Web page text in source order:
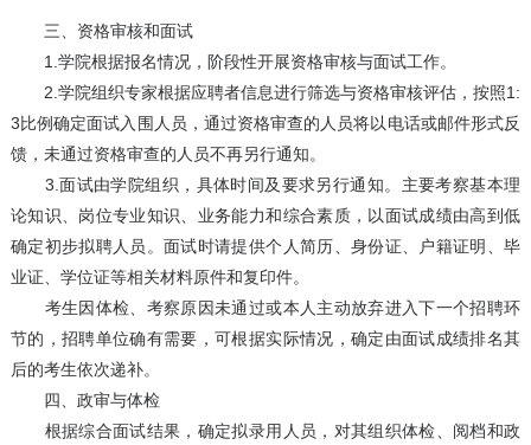
三、资格审核和面试
1.学院根据报名情况，阶段性开展资格审核与面试工作。
2.学院组织专家根据应聘者信息进行筛选与资格审核评估，按照1:
3比例确定面试入围人员，通过资格审查的人员将以电话或邮件形式反
馈，未通过资格审查的人员不再另行通知。
3.面试由学院组织，具体时间及要求另行通知。主要考察基本理
论知识、岗位专业知识、业务能力和综合素质，以面试成绩由高到低
确定初步拟聘人员。面试时请提供个人简历、身份证、户籍证明、毕
业证、学位证等相关材料原件和复印件。
考生因体检、考察原因未通过或本人主动放弃进入下一个招聘环
节的，招聘单位确有需要，可根据实际情况，确定由面试成绩排名其
后的考生依次递补。
四、政审与体检
根据综合面试结果，确定拟录用人员，对其组织体检、阅档和政